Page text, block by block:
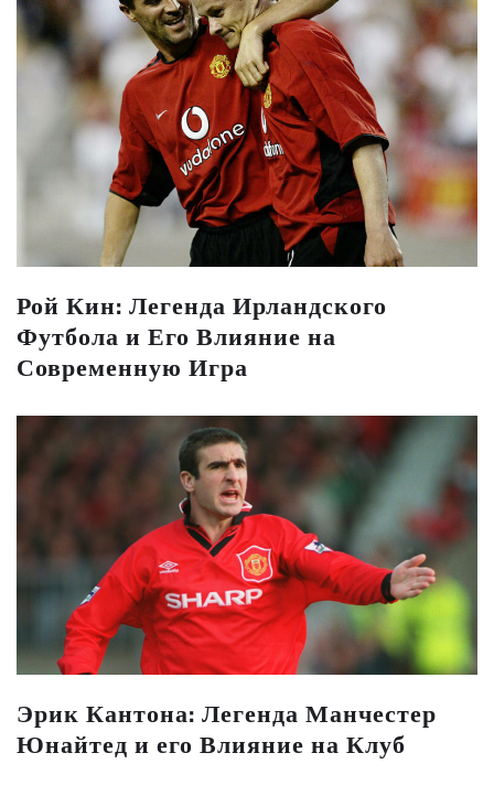
Рой Кин: Легенда Ирландского
Футбола и Его Влияние на
Современную Игра
Эрик Кантона: Легенда Манчестер
Юнайтед и его Влияние на Клуб